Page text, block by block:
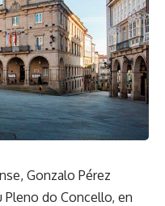
Gonzalo Pérez
Pleno do Concello, en